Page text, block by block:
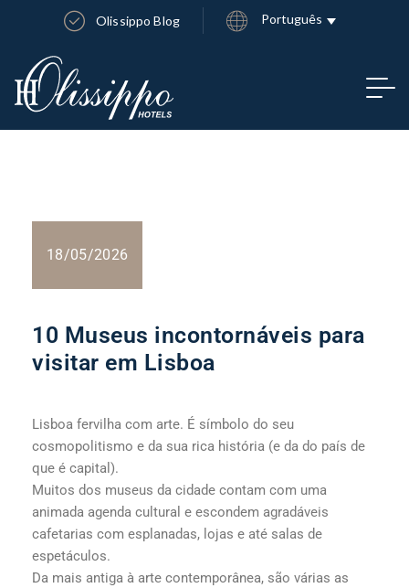
Olissippo Blog Português
18/05/2026
10 Museus incontornáveis para
visitar em Lisboa
Lisboa fervilha com arte. É símbolo do seu
cosmopolitismo e da sua rica história (e da do país de
que é capital).
Muitos dos museus da cidade contam com uma
animada agenda cultural e escondem agradáveis
cafetarias com esplanadas, lojas e até salas de
espetáculos.
Da mais antiga à arte contemporânea, são várias as